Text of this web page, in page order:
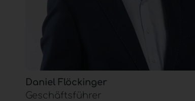
Daniel Flöckinger
Geschäftsführer